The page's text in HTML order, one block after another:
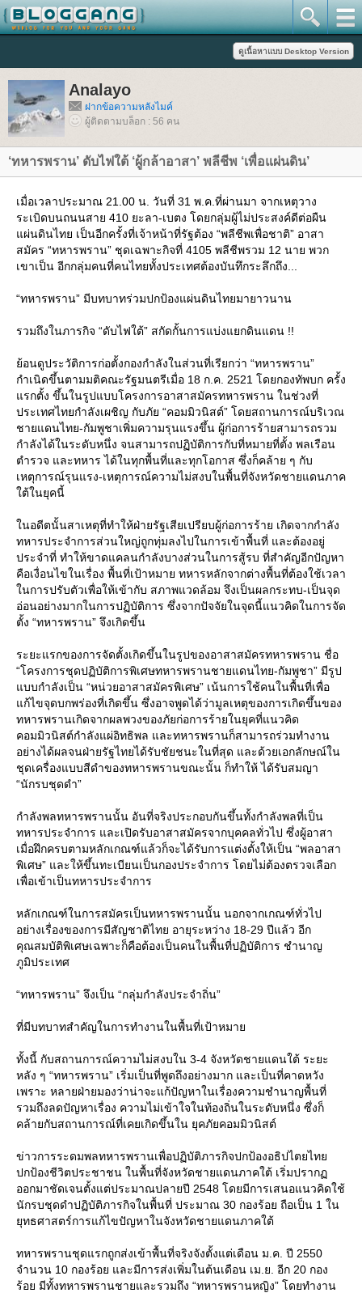
Analayo
ฝากข้อความหลังไมค์
ผู้ติดตามบล็อก : 56 คน
‘ทหารพราน’ ดับไฟใต้ ‘ผู้กล้าอาสา’ พลีชีพ ‘เพื่อแผ่นดิน’
เมื่อเวลาประมาณ 21.00 น. วันที่ 31 พ.ค.ที่ผ่านมา จากเหตุวาง
ระเบิดบนถนนสาย 410 ยะลา-เบตง โดยกลุ่มผู้ไม่ประสงค์ดีต่อผืน
ผ่นดินไทย เป็นอีกครั้งที่เจ้าหน้าที่รัฐต้อง “พลีชีพเพื่อชาติ” อาสา
สมัคร “ทหารพราน” ชุดเฉพาะกิจที่ 4105 พลีชีพรวม 12 นาย พวก
เขาเป็น อีกกลุ่มคนที่คนไทยทั้งประเทศต้องบันทึกระลึกถึง...
“ทหารพราน” มีบทบาทร่วมปกป้องแผ่นดินไทยมายาวนาน
รวมถึงในภารกิจ “ดับไฟใต้” สกัดกั้นการแบ่งแยกดินแดน !!
้อนดูประวัติการก่อตั้งกองกำลังในส่วนที่เรียกว่า “ทหารพราน”
กำเนิดขึ้นตามมติคณะรัฐมนตรีเมื่อ 18 ก.ค. 2521 โดยกองทัพบก ครั้ง
รกตั้ง ขึ้นในรูปแบบโครงการอาสาสมัครทหารพราน ในช่วงที่
ประเทศไทยกำลังเผชิญ กับภัย “คอมมิวนิสต์” โดยสถานการณ์บริเวณ
ชายแดนไทย-กัมพูชาเพิ่มความรุนแรงขึ้น ผู้ก่อการร้ายสามารถรวม
กำลังได้ในระดับหนึ่ง จนสามารถปฏิบัติการกับที่หมายที่ตั้ง พลเรือน
ตำรวจ และทหาร ได้ในทุกพื้นที่และทุกโอกาส ซึ่งก็คล้าย ๆ กับ
เหตุการณ์รุนแรง-เหตุการณ์ความไม่สงบในพื้นที่จังหวัดชายแดนภาค
ต้ในยุคนี้
นอดีตนั้นสาเหตุที่ทำให้ฝ่ายรัฐเสียเปรียบผู้ก่อการร้าย เกิดจากกำลัง
ทหารประจำการส่วนใหญ่ถูกทุ่มลงไปในการเข้าพื้นที่ และต้องอยู่
ประจำที่ ทำให้ขาดแคลนกำลังบางส่วนในการสู้รบ ที่สำคัญอีกปัญหา
คือเงื่อนไขในเรื่อง พื้นที่เป้าหมาย ทหารหลักจากต่างพื้นที่ต้องใช้เวลา
นการปรับตัวเพื่อให้เข้ากับ สภาพแวดล้อม จึงเป็นผลกระทบ-เป็นจุด
อ่อนอย่างมากในการปฏิบัติการ ซึ่งจากปัจจัยในจุดนี้แนวคิดในการจัด
ตั้ง “ทหารพราน” จึงเกิดขึ้น
ระยะแรกของการจัดตั้งเกิดขึ้นในรูปของอาสาสมัครทหารพราน ชื่อ
“โครงการชุดปฏิบัติการพิเศษทหารพรานชายแดนไทย-กัมพูชา” มีรูป
บบกำลังเป็น “หน่วยอาสาสมัครพิเศษ” เน้นการใช้คนในพื้นที่เพื่อ
ก้ไขจุดบกพร่องที่เกิดขึ้น ซึ่งอาจพูดได้ว่ามูลเหตุของการเกิดขึ้นของ
ทหารพรานเกิดจากผลพวงของภัยก่อการร้ายในยุคที่แนวคิด
คอมมิวนิสต์กำลังแผ่อิทธิพล และทหารพรานก็สามารถร่วมทำงาน
อย่างได้ผลจนฝ่ายรัฐไทยได้รับชัยชนะในที่สุด และด้วยเอกลักษณ์ใน
ชุดเครื่องแบบสีดำของทหารพรานขณะนั้น ก็ทำให้ ได้รับสมญา
“นักรบชุดดำ”
กำลังพลทหารพรานนั้น อันที่จริงประกอบกันขึ้นทั้งกำลังพลที่เป็น
ทหารประจำการ และเปิดรับอาสาสมัครจากบุคคลทั่วไป ซึ่งผู้อาสา
เมื่อฝึกครบตามหลักเกณฑ์แล้วก็จะได้รับการแต่งตั้งให้เป็น “พลอาสา
พิเศษ” และให้ขึ้นทะเบียนเป็นกองประจำการ โดยไม่ต้องตรวจเลือก
เพื่อเข้าเป็นทหารประจำการ
หลักเกณฑ์ในการสมัครเป็นทหารพรานนั้น นอกจากเกณฑ์ทั่วไป
อย่างเรื่องของการมีสัญชาติไทย อายุระหว่าง 18-29 ปีแล้ว อีก
คุณสมบัติพิเศษเฉพาะก็คือต้องเป็นคนในพื้นที่ปฏิบัติการ ชำนาญ
ภูมิประเทศ
“ทหารพราน” จึงเป็น “กลุ่มกำลังประจำถิ่น”
ที่มีบทบาทสำคัญในการทำงานในพื้นที่เป้าหมา
ทั้งนี้ กับสถานการณ์ความไม่สงบใน 3-4 จังหวัดชายแดนใต้ ระยะ
หลัง ๆ “ทหารพราน” เริ่มเป็นที่พูดถึงอย่างมาก และเป็นที่คาดหวัง
เพราะ หลายฝ่ายมองว่าน่าจะแก้ปัญหาในเรื่องความชำนาญพื้นที่
รวมถึงลดปัญหาเรื่อง ความไม่เข้าใจในท้องถิ่นในระดับหนึ่ง ซึ่งก็
คล้ายกับสถานการณ์ที่เคยเกิดขึ้นใน ยุคภัยคอมมิวนิสต์
ข่าวการระดมพลทหารพรานเพื่อปฏิบัติภารกิจปกป้องอธิปไตยไท
ปกป้องชีวิตประชาชน ในพื้นที่จังหวัดชายแดนภาคใต้ เริ่มปราก
ออกมาชัดเจนตั้งแต่ประมาณปลายปี 2548 โดยมีการเสนอแนวคิดใช้
นักรบชุดดำปฏิบัติภารกิจในพื้นที่ ประมาณ 30 กองร้อย ถือเป็น 1 ใน
ุทธศาสตร์การแก้ไขปัญหาในจังหวัดชายแดนภาคใต้
ทหารพรานชุดแรกถูกส่งเข้าพื้นที่จริงจังตั้งแต่เดือน ม.ค. ปี 2550
จำนวน 10 กองร้อย และมีการส่งเพิ่มในต้นเดือน เม.ย. อีก 20 กอง
ร้อย มีทั้งทหารพรานชายและรวมถึง “ทหารพรานหญิง” โดยทำงาน